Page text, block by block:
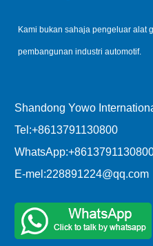
Kami bukan sahaja pengeluar alat
pembangunan industri automotif.
Shandong Yowo
Tel:+8613791130800
WhatsApp:
E-mel:228891224@qq.com